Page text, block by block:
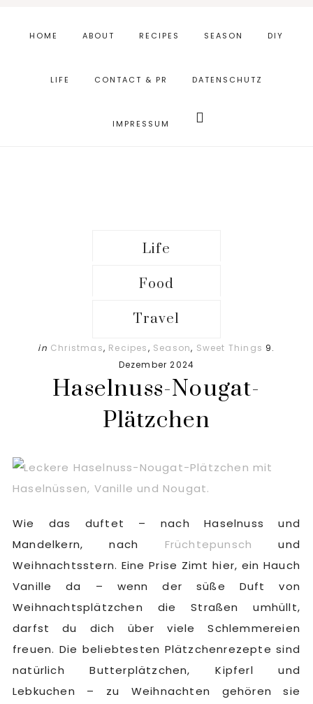
Hauptsidebar
Fußzeile
HOME ABOUT RECIPES SEASON DIY
LIFE CONTACT & PR DATENSCHUTZ
IMPRESSUM durchsuchen
Life
Food
Travel
in Christmas, Recipes, Season, Sweet Things 9.
Dezember 2024
Haselnuss-Nougat-
Plätzchen
Wie das duftet – nach Haselnuss und
Mandelkern, nach Früchtepunsch
und
Weihnachtsstern. Eine Prise Zimt hier, ein Hauch
Vanille da – wenn der süße Duft von
Weihnachtsplätzchen die Straßen umhüllt,
darfst du dich über viele Schlemmereien
freuen. Die beliebtesten Plätzchenrezepte sind
natürlich Butterplätzchen, Kipferl und
Lebkuchen – zu Weihnachten gehören sie